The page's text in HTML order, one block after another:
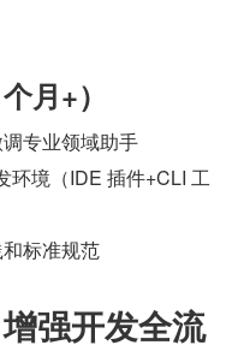
月+）
专业领域助手
环境（IDE 插件+CLI 工
标准规范
强开发全流